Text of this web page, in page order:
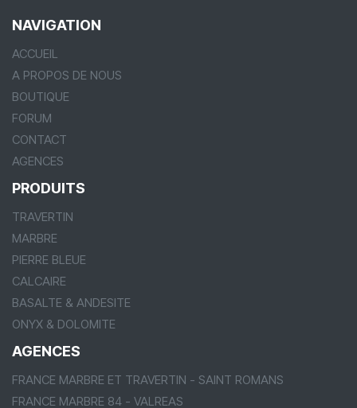
NAVIGATION
ACCUEIL
A PROPOS DE NOUS
BOUTIQUE
FORUM
CONTACT
AGENCES
PRODUITS
TRAVERTIN
MARBRE
PIERRE BLEUE
CALCAIRE
BASALTE & ANDESITE
ONYX & DOLOMITE
AGENCES
FRANCE MARBRE ET TRAVERTIN - SAINT ROMANS
FRANCE MARBRE 84 - VALREAS